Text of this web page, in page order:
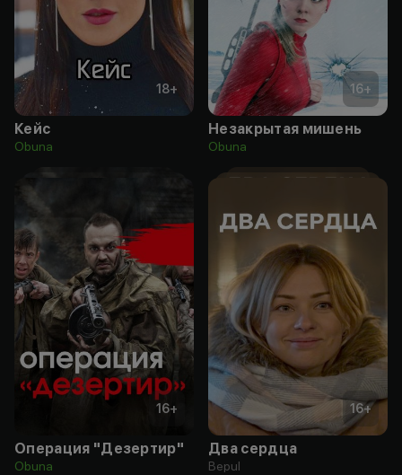
18+
Кейс
Obuna
16+
Незакрытая мишень
Obuna
16+
Операция "Дезертир"
Obuna
16+
Два сердца
Bepul